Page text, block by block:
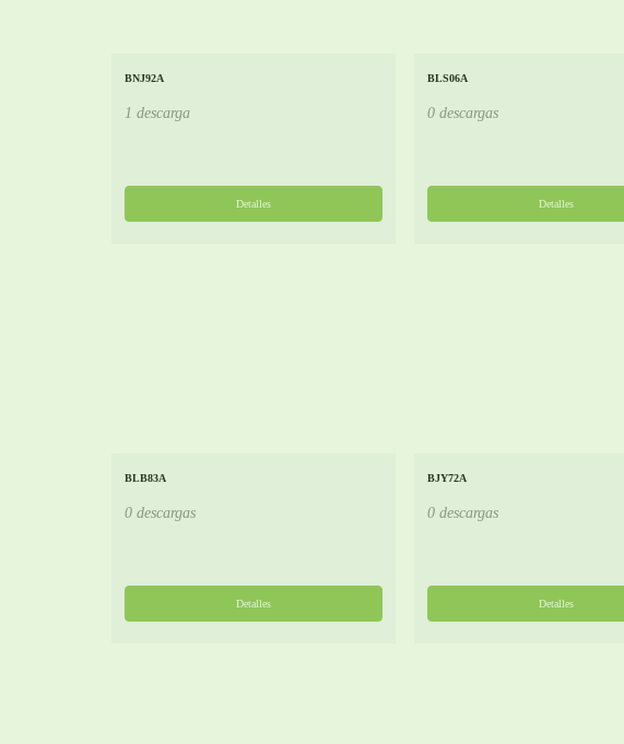
BNJ92A
1 descarga
Detalles
BLS06A
0 descargas
Detalles
BLB83A
0 descargas
Detalles
BJY72A
0 descargas
Detalles